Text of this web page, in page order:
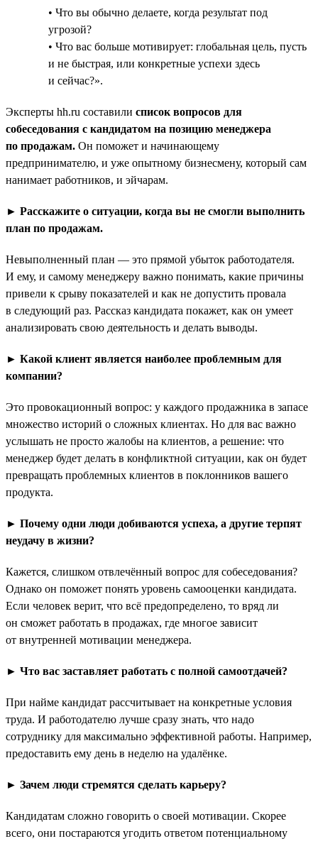
• Что вы обычно делаете, когда результат под
угрозой?
• Что вас больше мотивирует: глобальная цель, пусть
и не быстрая, или конкретные успехи здесь
и сейчас?».
Эксперты hh.ru составили список вопросов для
собеседования с кандидатом на позицию менеджера
по продажам. Он поможет и начинающему
предпринимателю, и уже опытному бизнесмену, который сам
нанимает работников, и эйчарам.
► Расскажите о ситуации, когда вы не смогли выполнить
план по продажам.
Невыполненный план — это прямой убыток работодателя.
И ему, и самому менеджеру важно понимать, какие причины
привели к срыву показателей и как не допустить провала
в следующий раз. Рассказ кандидата покажет, как он умеет
анализировать свою деятельность и делать выводы.
► Какой клиент является наиболее проблемным для
компании?
Это провокационный вопрос: у каждого продажника в запасе
множество историй о сложных клиентах. Но для вас важно
услышать не просто жалобы на клиентов, а решение: что
менеджер будет делать в конфликтной ситуации, как он будет
превращать проблемных клиентов в поклонников вашего
продукта.
► Почему одни люди добиваются успеха, а другие терпят
неудачу в жизни?
Кажется, слишком отвлечённый вопрос для собеседования?
Однако он поможет понять уровень самооценки кандидата.
Если человек верит, что всё предопределено, то вряд ли
он сможет работать в продажах, где многое зависит
от внутренней мотивации менеджера.
► Что вас заставляет работать с полной самоотдачей?
При найме кандидат рассчитывает на конкретные условия
труда. И работодателю лучше сразу знать, что надо
сотруднику для максимально эффективной работы. Например,
предоставить ему день в неделю на удалёнке.
► Зачем люди стремятся сделать карьеру?
Кандидатам сложно говорить о своей мотивации. Скорее
всего, они постараются угодить ответом потенциальному